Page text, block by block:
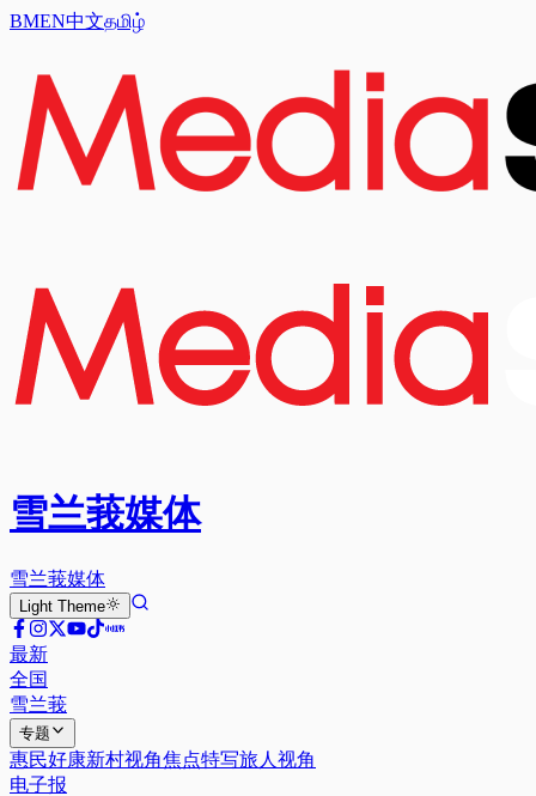
BMEN中文தமிழ்
雪兰莪媒体
雪兰莪媒体
Light Theme
最新
全国
雪兰莪
专题
惠民好康新村视角焦点特写旅人视角
电子报